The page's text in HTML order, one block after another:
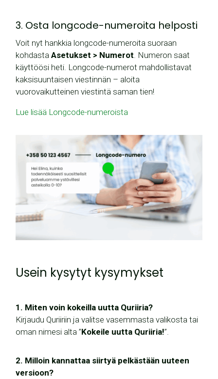
3. Osta longcode-numeroita helposti
Voit nyt hankkia longcode-numeroita suoraan
kohdasta Asetukset > Numerot . Numeron saat
käyttöösi heti. Longcode-numerot mahdollistavat
kaksisuuntaisen viestinnän – aloita
vuorovaikutteinen viestintä saman tien!
Lue lisää Longcode-numeroista
Usein kysytyt kysymykset
1. Miten voin kokeilla uutta Quriiria?
Kirjaudu Quriiriin ja valitse vasemmasta valikosta tai
oman nimesi alta ”Kokeile uutta Quriiria!”.
2. Milloin kannattaa siirtyä pelkästään uuteen
versioon?